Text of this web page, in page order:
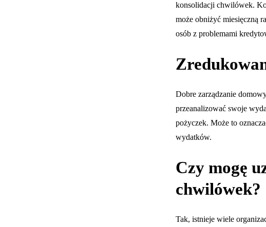
konsolidacji chwilówek.
może obniżyć miesięczną
osób z problemami
Dobre zarządzanie
przeanalizować swoje
pożyczek. Może to
wydatków.
Czy mogę
chwilówek?
Tak, istnieje wiele